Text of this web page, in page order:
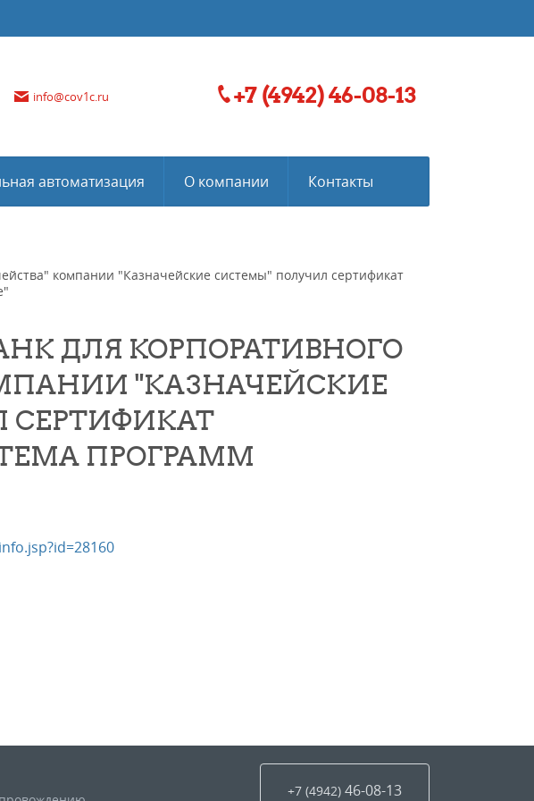
info@cov1c.ru +7 (4942) 46-08-13
автоматизация О компании Контакты
компании "Казначейские системы" получил сертификат
ДЛЯ КОРПОРАТИВНОГО
"КАЗНАЧЕЙСКИЕ
СЕРТИФИКАТ
ПРОГРАММ
+7 (4942) 46-08-13